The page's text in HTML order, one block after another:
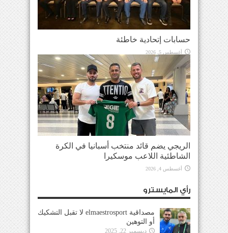
حسابات إتحادية خاطئة
أغسطس 5, 2026
الريجي يضم قائد منتخب أسبانيا في الكرة
الشاطئية اللاعب موسكيرا
أغسطس 4, 2026
رأي المايسترو
مصداقية elmaestrosport لا تقبل التشكيك
أو التوهين
ديسمبر 22, 2025